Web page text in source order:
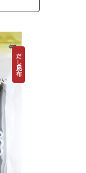
だし昆布